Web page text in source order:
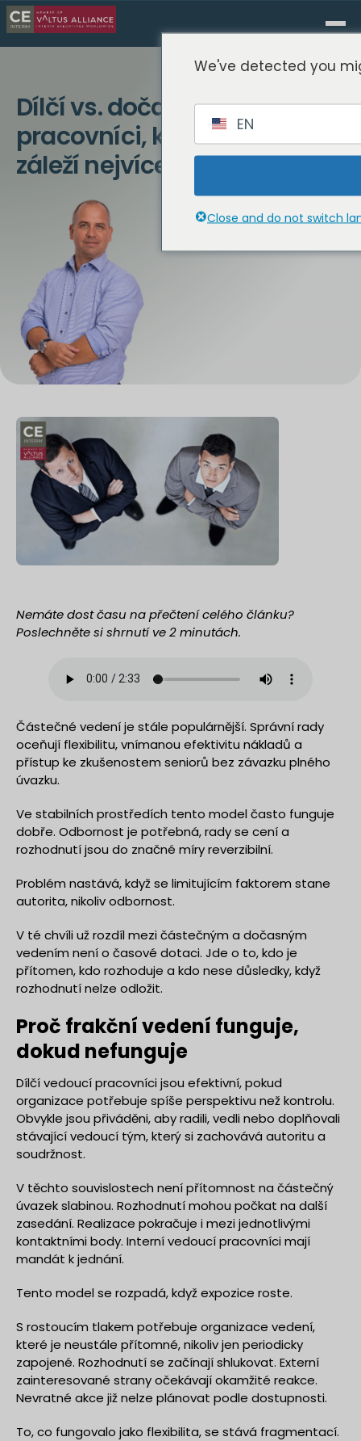
Dílčí vs. dočasní vedoucí
pracovníci, když na autoritě
záleží nejvíce
Nemáte dost času na přečtení celého článku?
Poslechněte si shrnutí ve 2 minutách.
Částečné vedení je stále populárnější. Správní rady
oceňují flexibilitu, vnímanou efektivitu nákladů a
přístup ke zkušenostem seniorů bez závazku plného
úvazku.
Ve stabilních prostředích tento model často funguje
dobře. Odbornost je potřebná, rady se cení a
rozhodnutí jsou do značné míry reverzibilní.
Problém nastává, když se limitujícím faktorem stane
autorita, nikoliv odbornost.
V té chvíli už rozdíl mezi částečným a dočasným
vedením není o časové dotaci. Jde o to, kdo je
přítomen, kdo rozhoduje a kdo nese důsledky, když
rozhodnutí nelze odložit.
Proč frakční vedení funguje,
dokud nefunguje
Dílčí vedoucí pracovníci jsou efektivní, pokud
organizace potřebuje spíše perspektivu než kontrolu.
Obvykle jsou přiváděni, aby radili, vedli nebo doplňovali
stávající vedoucí tým, který si zachovává autoritu a
soudržnost.
V těchto souvislostech není přítomnost na částečný
úvazek slabinou. Rozhodnutí mohou počkat na další
zasedání. Realizace pokračuje i mezi jednotlivými
kontaktními body. Interní vedoucí pracovníci mají
mandát k jednání.
Tento model se rozpadá, když expozice roste.
S rostoucím tlakem potřebuje organizace vedení,
které je neustále přítomné, nikoliv jen periodicky
zapojené. Rozhodnutí se začínají shlukovat. Externí
zainteresované strany očekávají okamžité reakce.
Nevratné akce již nelze plánovat podle dostupnosti.
To, co fungovalo jako flexibilita, se stává fragmentací.
We've detected you
EN
Close and do not switch